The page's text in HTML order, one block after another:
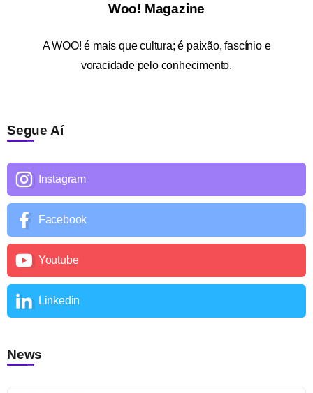
Woo! Magazine
AWOO! é mais que cultura; é paixão, fascínio e
voracidade pelo conhecimento.
Segue Aí
Instagram
Facebook
Youtube
Linkedin
News